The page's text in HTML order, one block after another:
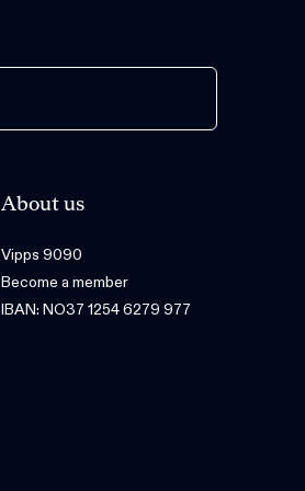
About us
Vipps 9090
Become a member
IBAN: NO37 1254 6279 977